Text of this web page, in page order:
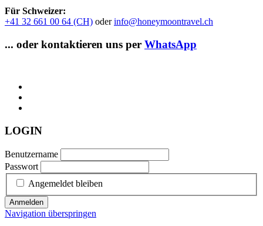
Für Schweizer:
+41 32 661 00 64 (CH) oderinfo@honeymoontravel.ch
... oder kontaktieren uns per WhatsApp
LOGIN
Benutzername
Passwort
Angemeldet bleiben
Anmelden
Navigation überspringen